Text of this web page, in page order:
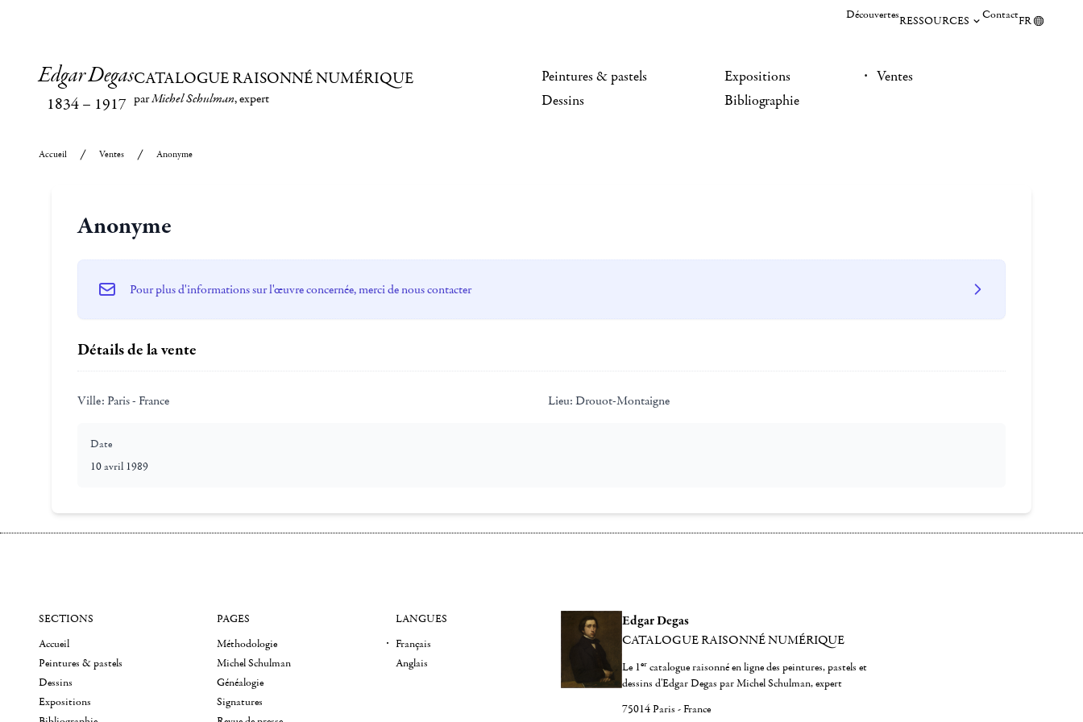
DécouvertesRESSOURCES ContactFR
Edgar Degas
1834– 1917
CATALOGUE RAISONNÉ NUMÉRIQUE
parMichel Schulman, expert
Peintures & pastels
Dessins
Expositions
Bibliographie
Ventes
Accueil Ventes Anonyme
Anonyme
Pour plus d'informations sur l'œuvre concernée, merci de nous contacter
Détails de la vente
Ville: Paris - France Lieu: Drouot-Montaigne
Date
10 avril 1989
Edgar Degas
CATALOGUE RAISONNÉ NUMÉRIQUE
Le 1er catalogue raisonné en ligne des peintures, pastels et
dessins d'Edgar Degas par Michel Schulman, expert
75014 Paris - France
SECTIONS
Accueil
Peintures & pastels
Dessins
Expositions
PAGES
Méthodologie
Michel Schulman
Généalogie
Signatures
LANGUES
Français
Anglais